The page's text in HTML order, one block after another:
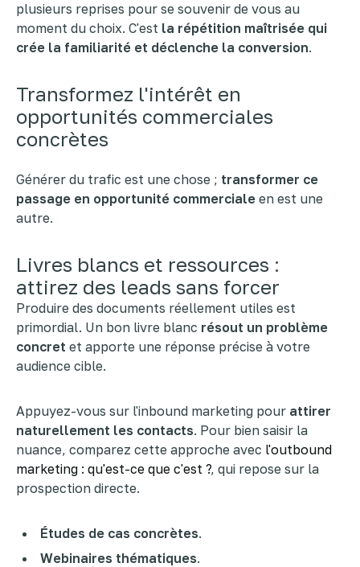
plusieurs reprises pour se souvenir de vous au
moment du choix. C'est la répétition maîtrisée qui
crée la familiarité et déclenche la conversion.
Transformez l'intérêt en
opportunités commerciales
concrètes
Générer du trafic est une chose ; transformer ce
passage en opportunité commerciale en est une
autre.
Livres blancs et ressources :
attirez des leads sans forcer
Produire des documents réellement utiles est
primordial. Un bon livre blanc résout un problème
concret et apporte une réponse précise à votre
audience cible.
Appuyez-vous sur l'inbound marketing pour attirer
naturellement les contacts. Pour bien saisir la
nuance, comparez cette approche avec l'outbound
marketing : qu'est-ce que c'est ?, qui repose sur la
prospection directe.
Études de cas concrètes.
Webinaires thématiques.